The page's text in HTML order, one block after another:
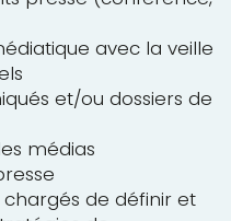
avec la veille
et/ou dossiers de
médias
chargés de définir et